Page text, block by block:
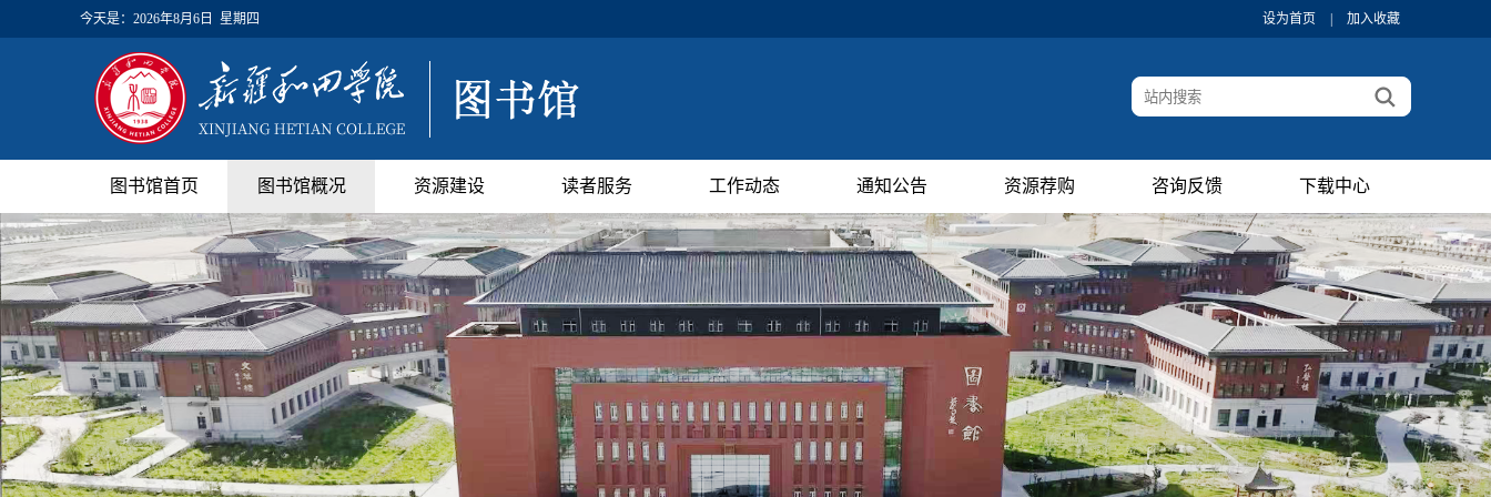
今天是： 2026年8月6日 星期四 设为首页 加入收藏
图书馆首页 图书馆概况 资源建设 读者服务 工作动态 通知公告 资源荐购 咨询反馈 下载中心